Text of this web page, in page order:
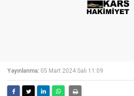
Yayınlanma: 05 Mart 2024 Salı 11:09